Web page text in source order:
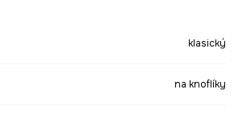
klasický
na knoflíky